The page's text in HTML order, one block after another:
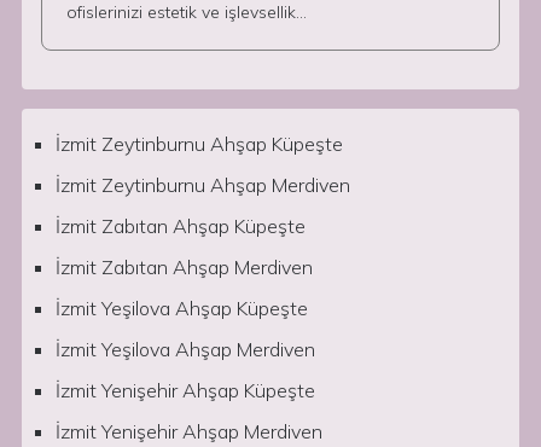
ofislerinizi estetik ve işlevsellik…
İzmit Zeytinburnu Ahşap Küpeşte
İzmit Zeytinburnu Ahşap Merdiven
İzmit Zabıtan Ahşap Küpeşte
İzmit Zabıtan Ahşap Merdiven
İzmit Yeşilova Ahşap Küpeşte
İzmit Yeşilova Ahşap Merdiven
İzmit Yenişehir Ahşap Küpeşte
İzmit Yenişehir Ahşap Merdiven